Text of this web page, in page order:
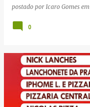
postado por Icaro Gomes em
0